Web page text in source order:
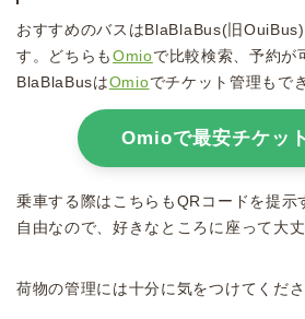
おすすめのバスはBlaBlaBus(旧
す。どちらもOmioで比較検索、予約が
BlaBlaBusはOmioでチケット管理もで
Omioで最安チケッ
乗車する際はこちらもQRコードを提示
自由なので、好きなところに座って大丈
荷物の管理には十分に気をつけてくださ